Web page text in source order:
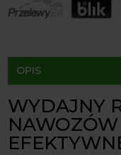
Agrol transport: 200 zł
Agrol transport
Dostępność form
OPIS
WYDAJNY